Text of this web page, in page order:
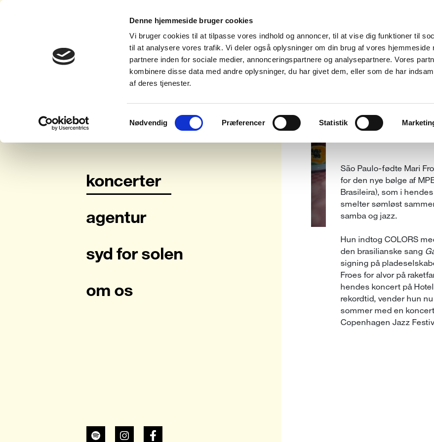
Denne hjemmeside bruger cookies
Vi bruger cookies til at tilpasse vores indhold og annoncer, til at vise dig funktioner til
til at analysere vores trafik. Vi deler også oplysninger om din brug af vores hjemmeside
partnere inden for sociale medier, annonceringspartnere og analysepartnere. Vores
kombinere disse data med andre oplysninger, du har givet dem, eller som de har
af deres tjenester.
Nødvendig Præferencer Statistik
koncerter
agentur
syd for solen
om os
UDSOLGT
5
Mari
São Paulo-fødte Mari
for den nye bølge af
Brasileira), som i
smelter sømløst
samba og jazz.
Hun indtog COLORS
den brasilianske sang
signing på
Froes for alvor på
hendes koncert på
rekordtid, vender hun
sommer med en
Copenhagen Jazz